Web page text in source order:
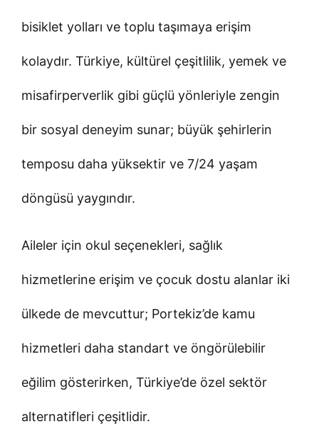
bisiklet yolları ve toplu taşımaya erişim
kolaydır. Türkiye, kültürel çeşitlilik, yemek ve
misafirperverlik gibi güçlü yönleriyle zengin
bir sosyal deneyim sunar; büyük şehirlerin
temposu daha yüksektir ve 7/24 yaşam
döngüsü yaygındır.
Aileler için okul seçenekleri, sağlık
hizmetlerine erişim ve çocuk dostu alanlar iki
ülkede de mevcuttur; Portekiz’de kamu
hizmetleri daha standart ve öngörülebilir
eğilim gösterirken, Türkiye’de özel sektör
alternatifleri çeşitlidir.